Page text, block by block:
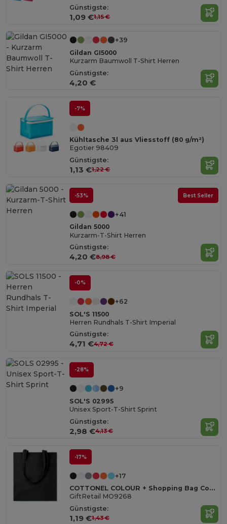
Günstigste:
1,09 €1,15 €
+39
Gildan GI5000
Kurzarm Baumwoll T-Shirt Herren
Günstigste:
4,20 €
-7%
Kühltasche 3l aus Vliesstoff (80 g/m²)
Egotier 98409
Günstigste:
1,13 €1,22 €
-53% Best Seller
+41
Gildan 5000
Kurzarm-T-Shirt Herren
Günstigste:
4,20 €8,98 €
-0%
+62
SOL'S 11500
Herren Rundhals T-Shirt Imperial
Günstigste:
4,71 €4,72 €
-28%
+9
SOL'S 02995
Unisex Sport-T-Shirt Sprint
Günstigste:
2,98 €4,13 €
-17%
+17
COTTONEL COLOUR + Shopping Bag Cotton 140g/m²
GiftRetail MO9268
Günstigste:
1,19 €1,43 €